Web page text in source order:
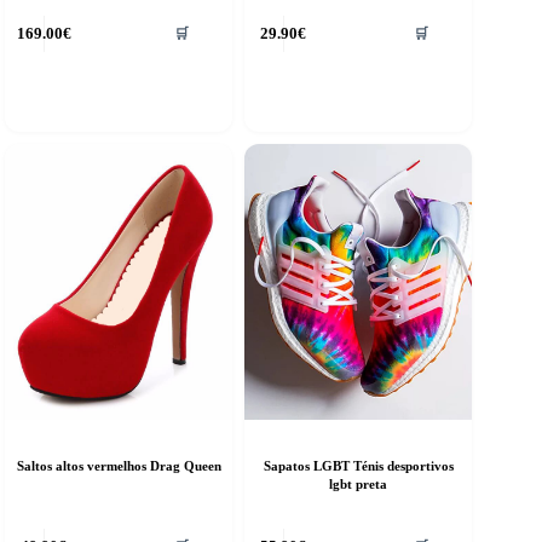
169.00€ 🛒 29.90€ 🛒
product
options
chosen
product
Saltos altos vermelhos Drag Queen
Sapatos LGBT Ténis desportivos
lgbt preta